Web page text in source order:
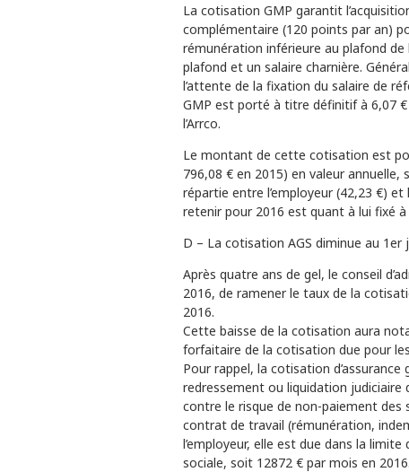
La cotisation GMP garantit
complémentaire (120 points par an)
rémunération inférieure au plafond
plafond et un salaire charnière.
l’attente de la fixation du salaire de
GMP est porté à titre définitif à 6,07 €
l’Arrco.
Le montant de cette cotisation est
796,08 € en 2015) en valeur
répartie entre l’employeur (42,23 €)
retenir pour 2016 est quant à lui fixé
D – La cotisation AGS diminue au 1er
Après quatre ans de gel, le conseil
2016, de ramener le taux de la
2016.
Cette baisse de la cotisation aura
forfaitaire de la cotisation due pour
Pour rappel, la cotisation
redressement ou liquidation judiciaire
contre le risque de non-paiement
contrat de travail (rémunération,
l’employeur, elle est due dans la
sociale, soit 12872 € par mois en 2016.